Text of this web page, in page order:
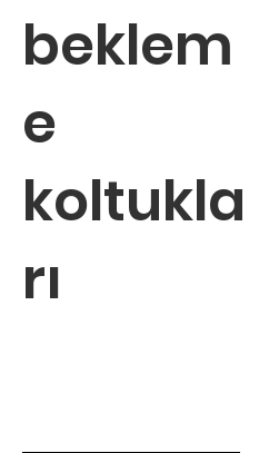
beklem
e
koltukla
rı